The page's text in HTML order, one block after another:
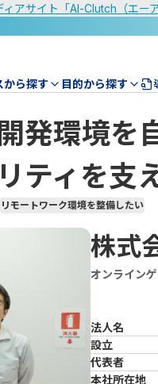
アサイト「AI-Clutch（エー
から探す 目的から探す
発環境を
ティを支
リモートワーク環境を整備したい
株式
オンライン
法人名
設立
代表者
本社所在地